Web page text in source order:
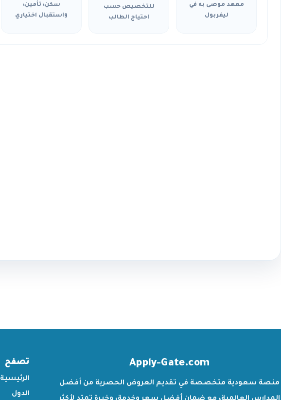
معهد موصى به في
ليفربول
للتخصيص حسب
احتياج الطالب
سكن، تأمين،
واستقبال اختياري
Apply-Gate.com
منصة سعودية متخصصة في تقديم العروض الحصرية من أفضل
تصفح
الرئيسية
الدول